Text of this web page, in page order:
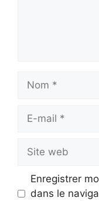
mail
web
Enregistrer
dans le